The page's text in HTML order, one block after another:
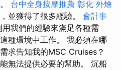
台中全身按摩推薦 彰化 外燴
並獲得了很多經驗。 會計事
我們的經驗來滿足各種需
種環境中工作。 我必須在哪
求告知我的MSC Cruises？
無法提供必要的幫助。 沉船